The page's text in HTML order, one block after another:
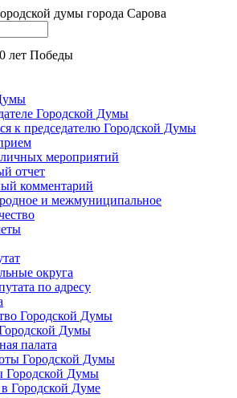
думы города Сарова
Городской Думы
к председателю Городской Думы
мероприятий
отчет
комментарий
и межмуниципальное
округа
по адресу
Городской Думы
Думы
палата
Городской Думы
Городской Думы
Городской Думе